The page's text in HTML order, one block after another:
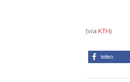
(via KTH)
teilen